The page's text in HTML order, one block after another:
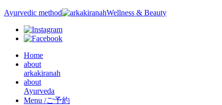
Ayurvedic method Wellness & Beauty
Home
about
arkakiranah
about
Ayurveda
Menu /ご予約